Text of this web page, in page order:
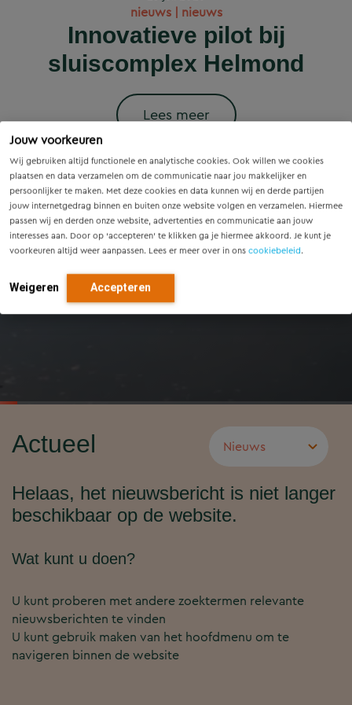
Jouw voorkeuren
Wij gebruiken altijd functionele en analytische cookies. Ook willen we cookies
plaatsen en data verzamelen om de communicatie naar jou makkelijker en
persoonlijker te maken. Met deze cookies en data kunnen wij en derde partijen
jouw internetgedrag binnen en buiten onze website volgen en verzamelen. Hiermee
passen wij en derden onze website, advertenties en communicatie aan jouw
interesses aan. Door op ‘accepteren’ te klikken ga je hiermee akkoord. Je kunt je
voorkeuren altijd weer aanpassen. Lees er meer over in ons cookiebeleid.
Weigeren Accepteren
woningbouwprojecten
krijgen straks
voorrang op het
stroomnet?
Lees meer
nieuws | nieuws
Innovatieve pilot bij
sluiscomplex Helmond
Lees meer
Slim onderzoek
voorkomt onnodige
vervanging van
Eindhovense tunnel
Voorzieningenscan
Drenthe: inzicht voor
vandaag, richting voor
morgen
Wet versterking regie
volkshuisvesting in
werking: wat betekent
dit voor gemeenten?
Actueel
Helaas, het nieuwsbericht is niet langer
beschikbaar op de website.
Wat kunt u doen?
U kunt proberen met andere zoektermen relevante
nieuwsberichten te vinden
U kunt gebruik maken van het hoofdmenu om te
navigeren binnen de website